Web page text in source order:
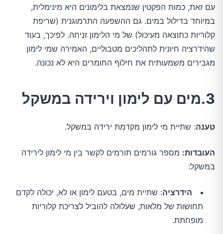
עם זאת, כמות הפקטין שנמצאת בלימונים היא מינימלית,
במיוחד בדילול במים. גם ההשפעה התרמוגנית (שריפת
קלוריות כתוצאה מעיכול) של מי הלימון זניחה. לפיכך, בעוד
שהידרציה חיונית לתהליכים מטבוליים, האמירה שמי לימון
מגבירים משמעותית את חילוף החומרים היא לא נכונה.
3.מים עם לימון וירידה במשקל
טענה: שתיית מי לימון מקדמת ירידה במשקל.
העובדות: מספר גורמים תורמים לקשר בין מי לימון לירידה
במשקל:
הידרציה: שתיית מים, בטעם לימון או לא, יכולה לקדם
תחושות של מלאות, שעלולה להוביל לצריכת קלוריות
מופחתת.